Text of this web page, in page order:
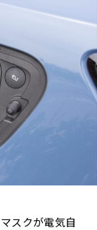
スクが電気自